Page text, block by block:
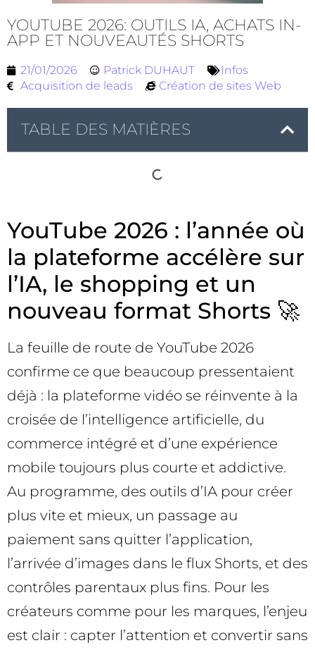
YOUTUBE 2026: OUTILS IA, ACHATS IN-
APP ET NOUVEAUTÉS SHORTS
21/01/2026 Patrick DUHAUT
Infos
Acquisition de leads
Création de sites Web
TABLE DES MATIÈRES
YouTube 2026 : l’année où
la plateforme accélère sur
l’IA, le shopping et un
nouveau format Shorts 🚀
La feuille de route de YouTube 2026
confirme ce que beaucoup pressentaient
déjà : la plateforme vidéo se réinvente à la
croisée de l’intelligence artificielle, du
commerce intégré et d’une expérience
mobile toujours plus courte et addictive.
Au programme, des outils d’IA pour créer
plus vite et mieux, un passage au
paiement sans quitter l’application,
l’arrivée d’images dans le flux Shorts, et des
contrôles parentaux plus fins. Pour les
créateurs comme pour les marques, l’enjeu
est clair : capter l’attention et convertir sans